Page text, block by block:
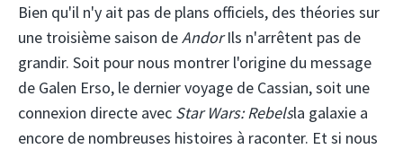
Bien qu'il n'y ait pas de plans officiels, des théories sur
une troisième saison deAndorIls n'arrêtent pas de
grandir. Soit pour nous montrer l'origine du message
de Galen Erso, le dernier voyage de Cassian, soit une
connexion directe avec Star Wars: Rebelsla galaxie a
encore de nombreuses histoires à raconter. Et si nous